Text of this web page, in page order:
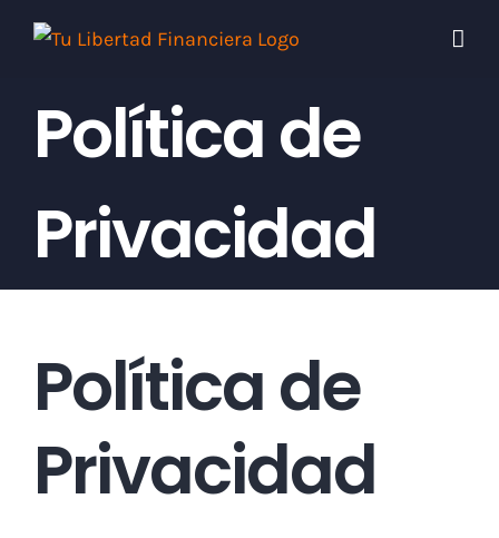
Política de
Privacidad
Política de
Privacidad